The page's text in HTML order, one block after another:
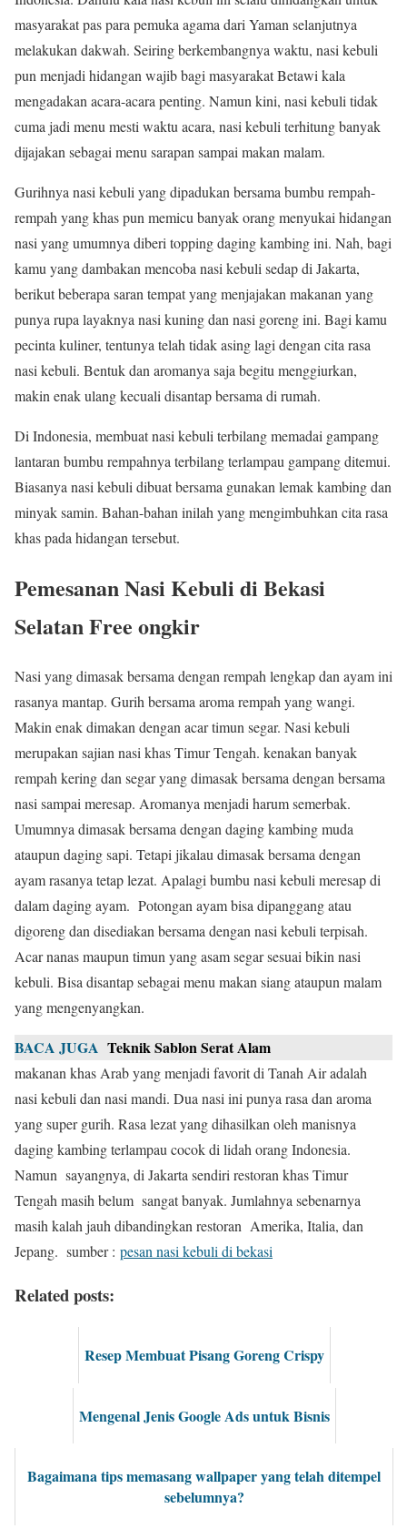
masyarakat pas para pemuka agama dari Yaman selanjutnya
melakukan dakwah. Seiring berkembangnya waktu, nasi kebuli
pun menjadi hidangan wajib bagi masyarakat Betawi kala
mengadakan acara-acara penting. Namun kini, nasi kebuli tidak
cuma jadi menu mesti waktu acara, nasi kebuli terhitung banyak
dijajakan sebagai menu sarapan sampai makan malam.
Gurihnya nasi kebuli yang dipadukan bersama bumbu rempah-
rempah yang khas pun memicu banyak orang menyukai hidangan
nasi yang umumnya diberi topping daging kambing ini. Nah, bagi
kamu yang dambakan mencoba nasi kebuli sedap di Jakarta,
berikut beberapa saran tempat yang menjajakan makanan yang
punya rupa layaknya nasi kuning dan nasi goreng ini. Bagi kamu
pecinta kuliner, tentunya telah tidak asing lagi dengan cita rasa
nasi kebuli. Bentuk dan aromanya saja begitu menggiurkan,
makin enak ulang kecuali disantap bersama di rumah.
Di Indonesia, membuat nasi kebuli terbilang memadai gampang
lantaran bumbu rempahnya terbilang terlampau gampang ditemui.
Biasanya nasi kebuli dibuat bersama gunakan lemak kambing dan
minyak samin. Bahan-bahan inilah yang mengimbuhkan cita rasa
khas pada hidangan tersebut.
Pemesanan Nasi Kebuli di Bekasi
Selatan Free ongkir
Nasi yang dimasak bersama dengan rempah lengkap dan ayam ini
rasanya mantap. Gurih bersama aroma rempah yang wangi.
Makin enak dimakan dengan acar timun segar. Nasi kebuli
merupakan sajian nasi khas Timur Tengah. kenakan banyak
rempah kering dan segar yang dimasak bersama dengan bersama
nasi sampai meresap. Aromanya menjadi harum semerbak.
Umumnya dimasak bersama dengan daging kambing muda
ataupun daging sapi. Tetapi jikalau dimasak bersama dengan
ayam rasanya tetap lezat. Apalagi bumbu nasi kebuli meresap di
dalam daging ayam. Potongan ayam bisa dipanggang atau
digoreng dan disediakan bersama dengan nasi kebuli terpisah.
Acar nanas maupun timun yang asam segar sesuai bikin nasi
kebuli. Bisa disantap sebagai menu makan siang ataupun malam
yang mengenyangkan.
BACA JUGA Teknik Sablon Serat Alam
makanan khas Arab yang menjadi favorit di Tanah Air adalah
nasi kebuli dan nasi mandi. Dua nasi ini punya rasa dan aroma
yang super gurih. Rasa lezat yang dihasilkan oleh manisnya
daging kambing terlampau cocok di lidah orang Indonesia.
Namun sayangnya, di Jakarta sendiri restoran khas Timur
Tengah masih belum sangat banyak. Jumlahnya sebenarnya
masih kalah jauh dibandingkan restoran Amerika, Italia, dan
Jepang. sumber : pesan nasi kebuli di bekasi
Related posts:
Resep Membuat Pisang Goreng Crispy
Mengenal Jenis Google Ads untuk Bisnis
Bagaimana tips memasang wallpaper yang telah ditempel
sebelumnya?